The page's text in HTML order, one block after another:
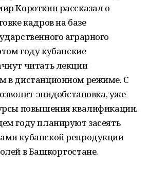
Короткин рассказал о
кадров на базе
аграрного
году кубанские
читать лекции
в дистанционном режиме. С
эпидобстановка, уже
повышения квалификации.
году планируют засеять
кубанской репродукции
в Башкортостане.